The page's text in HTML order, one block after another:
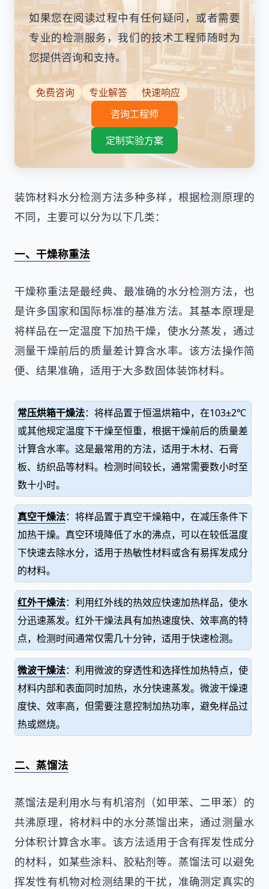
如果您在阅读过程中有任何疑问，或者需要
专业的检测服务，我们的技术工程师随时为
您提供咨询和支持。
免费咨询 专业解答
快速响应
咨询工程师
定制实验方案
装饰材料水分检测方法多种多样，根据检测原理的
不同，主要可以分为以下几类：
一、干燥称重法
干燥称重法是最经典、最准确的水分检测方法，也
是许多国家和国际标准的基准方法。其基本原理是
将样品在一定温度下加热干燥，使水分蒸发，通过
测量干燥前后的质量差计算含水率。该方法操作简
便、结果准确，适用于大多数固体装饰材料。
常压烘箱干燥法：将样品置于恒温烘箱中，在103±2℃
或其他规定温度下干燥至恒重，根据干燥前后的质量差
计算含水率。这是最常用的方法，适用于木材、石膏
板、纺织品等材料。检测时间较长，通常需要数小时至
数十小时。
真空干燥法：将样品置于真空干燥箱中，在减压条件下
加热干燥。真空环境降低了水的沸点，可以在较低温度
下快速去除水分，适用于热敏性材料或含有易挥发成分
的材料。
红外干燥法：利用红外线的热效应快速加热样品，使水
分迅速蒸发。红外干燥法具有加热速度快、效率高的特
点，检测时间通常仅需几十分钟，适用于快速检测。
微波干燥法：利用微波的穿透性和选择性加热特点，使
材料内部和表面同时加热，水分快速蒸发。微波干燥速
度快、效率高，但需要注意控制加热功率，避免样品过
热或燃烧。
二、蒸馏法
蒸馏法是利用水与有机溶剂（如甲苯、二甲苯）的
共沸原理，将材料中的水分蒸馏出来，通过测量水
分体积计算含水率。该方法适用于含有挥发性成分
的材料，如某些涂料、胶粘剂等。蒸馏法可以避免
挥发性有机物对检测结果的干扰，准确测定真实的